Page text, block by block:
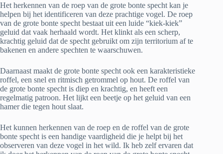
Het herkennen van de roep van de grote bonte specht kan je
helpen bij het identificeren van deze prachtige vogel. De roep
van de grote bonte specht bestaat uit een luide “kiek-kiek”
geluid dat vaak herhaald wordt. Het klinkt als een scherp,
krachtig geluid dat de specht gebruikt om zijn territorium af te
bakenen en andere spechten te waarschuwen.
Daarnaast maakt de grote bonte specht ook een karakteristieke
roffel, een snel en ritmisch getrommel op hout. De roffel van
de grote bonte specht is diep en krachtig, en heeft een
regelmatig patroon. Het lijkt een beetje op het geluid van een
hamer die tegen hout slaat.
Het kunnen herkennen van de roep en de roffel van de grote
bonte specht is een handige vaardigheid die je helpt bij het
observeren van deze vogel in het wild. Ik heb zelf ervaren dat